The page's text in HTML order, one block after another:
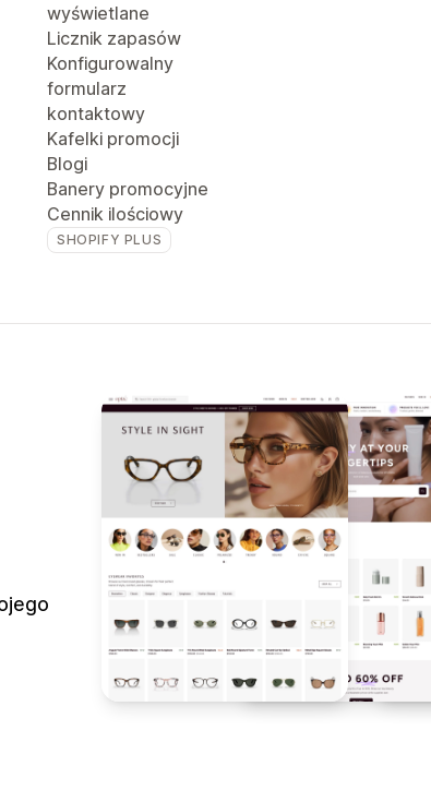
wyświetlane
Licznik zapasów
Konfigurowalny
formularz
kontaktowy
Kafelki promocji
Blogi
Banery promocyjne
Cennik ilościowy
SHOPIFY PLUS